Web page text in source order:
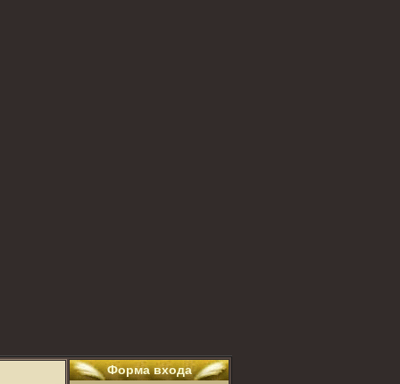
Форма входа